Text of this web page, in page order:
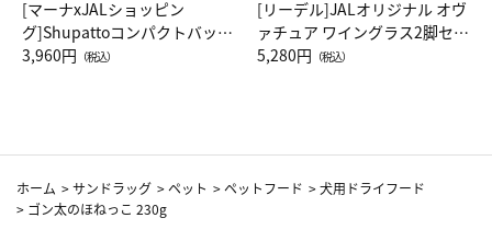
[マーナxJALショッピン
グ]Shupattoコンパクトバッグ
Drop JAL客室乗務員（LC）ス
3,960円 （税込）
[リーデル]JALオリジナル オヴ
ァチュア ワイングラス2脚セッ
ト（レッドワイン）
5,280円 （税込）
ホーム >サンドラッグ >ペット >ペットフード >犬用ドライフード
> ゴン太のほねっこ 230g